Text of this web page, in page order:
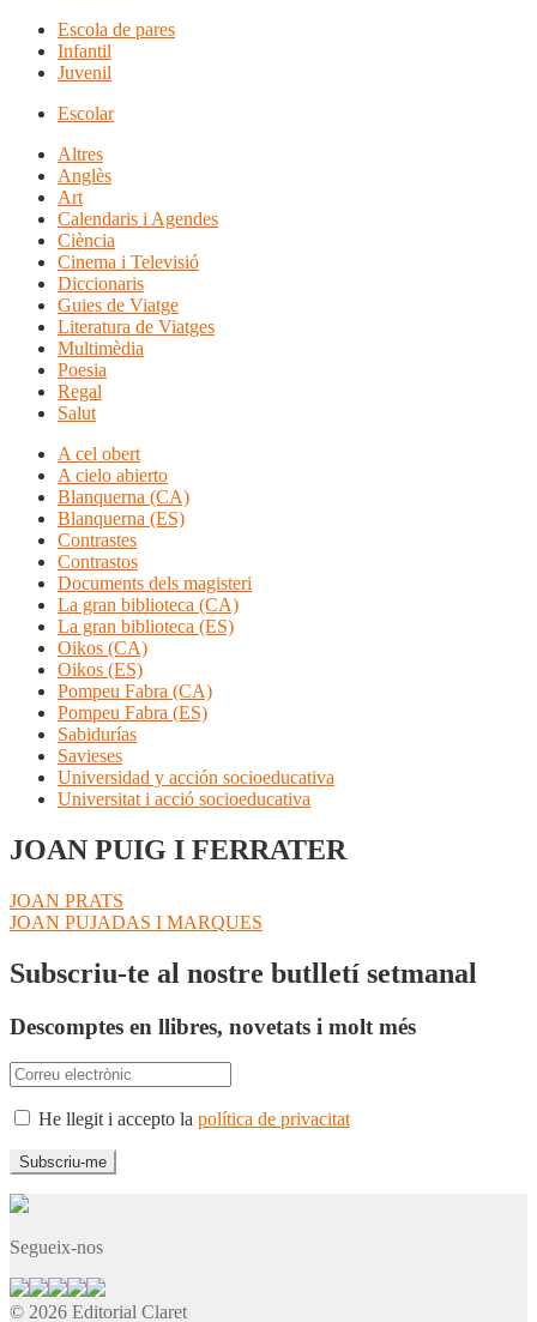
Escola de pares
Infantil
Juvenil
Escolar
Altres
Anglès
Art
Calendaris i Agendes
Ciència
Cinema i Televisió
Diccionaris
Guies de Viatge
Literatura de Viatges
Multimèdia
Poesia
Regal
Salut
A cel obert
A cielo abierto
Blanquerna (CA)
Blanquerna (ES)
Contrastes
Contrastos
Documents dels magisteri
La gran biblioteca (CA)
La gran biblioteca (ES)
Oikos (CA)
Oikos (ES)
Pompeu Fabra (CA)
Pompeu Fabra (ES)
Sabidurías
Savieses
Universidad y acción socioeducativa
Universitat i acció socioeducativa
JOAN PUIG I FERRATER
Navegació
d'entrades
Entrada
anterior:
JOAN PRATS
Pròxima
JOAN PUJADAS I MARQUES
Subscriu-te al nostre butlletí setmanal
Descomptes en llibres, novetats i molt més
He llegit i accepto la política de privacitat
Segueix-nos
© 2026 Editorial Claret